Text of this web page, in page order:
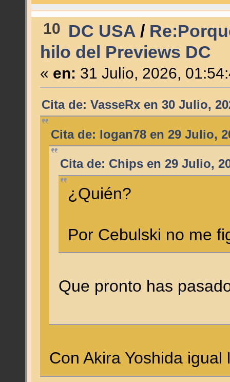
10 DC USA /
hilo del Previews DC
« en: 31 Julio, 2026,
Cita de: VasseRx en 30 Julio,
Cita de: logan78 en 29 Julio,
Cita de: Chips en 29 Julio,
¿Quién?
Por Cebulski no me
Que pronto has
Con Akira Yoshida